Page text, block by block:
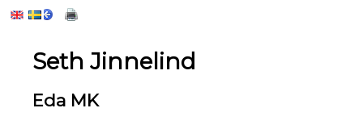
Seth Jinnelind
Eda MK